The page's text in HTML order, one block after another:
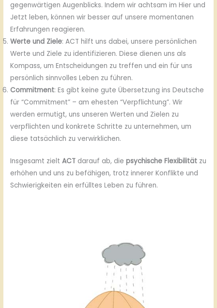
gegenwärtigen Augenblicks. Indem wir achtsam im Hier und
Jetzt leben, können wir besser auf unsere momentanen
Erfahrungen reagieren.
Werte und Ziele: ACT hilft uns dabei, unsere persönlichen
Werte und Ziele zu identifizieren. Diese dienen uns als
Kompass, um Entscheidungen zu treffen und ein für uns
persönlich sinnvolles Leben zu führen.
Commitment: Es gibt keine gute Übersetzung ins Deutsche
für “Commitment” – am ehesten “Verpflichtung”. Wir
werden ermutigt, uns unseren Werten und Zielen zu
verpflichten und konkrete Schritte zu unternehmen, um
diese tatsächlich zu verwirklichen.
Insgesamt zieltACT darauf ab, diepsychische Flexibilität zu
erhöhen und uns zu befähigen, trotz innerer Konflikte und
Schwierigkeiten ein erfülltes Leben zu führen.